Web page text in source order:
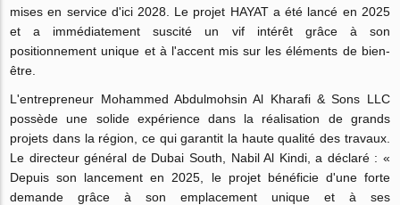
mises en service d'ici 2028. Le projet HAYAT a été lancé en 2025
et a immédiatement suscité un vif intérêt grâce à son
positionnement unique et à l'accent mis sur les éléments de bien-
être.
L'entrepreneur Mohammed Abdulmohsin Al Kharafi & Sons LLC
possède une solide expérience dans la réalisation de grands
projets dans la région, ce qui garantit la haute qualité des travaux.
Le directeur général de Dubai South, Nabil Al Kindi, a déclaré : «
Depuis son lancement en 2025, le projet bénéficie d'une forte
demande grâce à son emplacement unique et à ses